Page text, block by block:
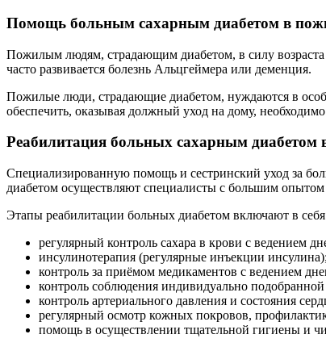
Помощь больным сахарным диабетом в
Пожилым людям, страдающим диабетом, в силу возраста
часто развивается болезнь Альцгеймера или деменция.
Пожилые люди, страдающие диабетом, нуждаются в
обеспечить, оказывая должный уход на дому,
Реабилитация больных сахарным диабетом
Специализированную помощь и сестринский уход за
диабетом осуществляют специалисты с большим
Этапы реабилитации больных диабетом включают в
регулярный контроль сахара в крови с ведением
инсулинотерапия (регулярные инъекции инсулина);
контроль за приёмом медикаментов с ведением
контроль соблюдения индивидуально
контроль артериального давления и состояния
регулярный осмотр кожных покровов,
помощь в осуществлении тщательной гигиены и